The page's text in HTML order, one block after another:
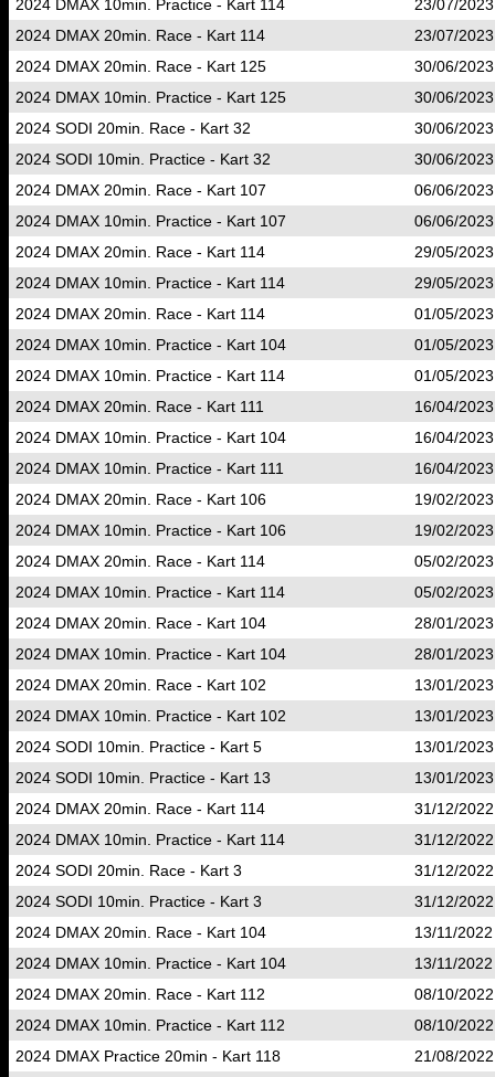
2024 DMAX 10min. Practice - Kart 114
23/07/
2024 DMAX 20min. Race - Kart 114
23/07/
2024 DMAX 20min. Race - Kart 125
30/06/
2024 DMAX 10min. Practice - Kart 125
30/06/
2024 SODI 20min. Race - Kart 32
30/06/
2024 SODI 10min. Practice - Kart 32
30/06/
2024 DMAX 20min. Race - Kart 107
06/06/
2024 DMAX 10min. Practice - Kart 107
06/06/
2024 DMAX 20min. Race - Kart 114
29/05/
2024 DMAX 10min. Practice - Kart 114
29/05/
2024 DMAX 20min. Race - Kart 114
01/05/
2024 DMAX 10min. Practice - Kart 104
01/05/
2024 DMAX 10min. Practice - Kart 114
01/05/
2024 DMAX 20min. Race - Kart 111
16/04/
2024 DMAX 10min. Practice - Kart 104
16/04/
2024 DMAX 10min. Practice - Kart 111
16/04/
2024 DMAX 20min. Race - Kart 106
19/02/
2024 DMAX 10min. Practice - Kart 106
19/02/
2024 DMAX 20min. Race - Kart 114
05/02/
2024 DMAX 10min. Practice - Kart 114
05/02/
2024 DMAX 20min. Race - Kart 104
28/01/
2024 DMAX 10min. Practice - Kart 104
28/01/
2024 DMAX 20min. Race - Kart 102
13/01/
2024 DMAX 10min. Practice - Kart 102
13/01/
2024 SODI 10min. Practice - Kart 5
13/01/
2024 SODI 10min. Practice - Kart 13
13/01/
2024 DMAX 20min. Race - Kart 114
31/12/
2024 DMAX 10min. Practice - Kart 114
31/12/
2024 SODI 20min. Race - Kart 3
31/12/
2024 SODI 10min. Practice - Kart 3
31/12/
2024 DMAX 20min. Race - Kart 104
13/11/
2024 DMAX 10min. Practice - Kart 104
13/11/
2024 DMAX 20min. Race - Kart 112
08/10/
2024 DMAX 10min. Practice - Kart 112
08/10/
2024 DMAX Practice 20min - Kart 118
21/08/